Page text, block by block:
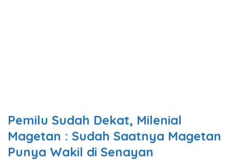
Pemilu Sudah Dekat, Milenial
Magetan : Sudah Saatnya Magetan
Punya Wakil di Senayan